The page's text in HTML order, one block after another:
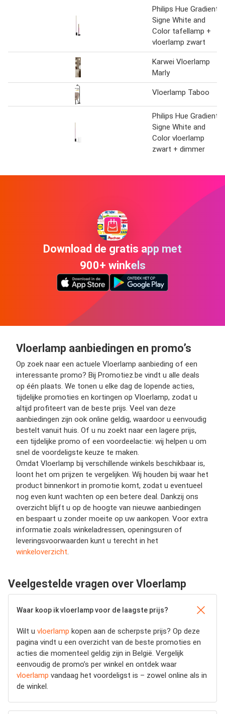
Philips Hue Gradient
Signe White and
Color tafellamp +
vloerlamp zwart
Karwei Vloerlamp
Marly
Vloerlamp Taboo
Philips Hue Gradient
Signe White and
Color vloerlamp
zwart + dimmer
Download de gratis app met
900+ winkels
Vloerlamp aanbiedingen en promo’s
Op zoek naar een actuele Vloerlamp aanbieding of een
interessante promo? Bij Promotiez.be vindt u alle deals
op één plaats. We tonen u elke dag de lopende acties,
tijdelijke promoties en kortingen op Vloerlamp, zodat u
altijd profiteert van de beste prijs. Veel van deze
aanbiedingen zijn ook online geldig, waardoor u eenvoudig
bestelt vanuit huis. Of u nu zoekt naar een lagere prijs,
een tijdelijke promo of een voordeelactie: wij helpen u om
snel de voordeligste keuze te maken.
Omdat Vloerlamp bij verschillende winkels beschikbaar is,
loont het om prijzen te vergelijken. Wij houden bij waar het
product binnenkort in promotie komt, zodat u eventueel
nog even kunt wachten op een betere deal. Dankzij ons
overzicht blijft u op de hoogte van nieuwe aanbiedingen
en bespaart u zonder moeite op uw aankopen. Voor extra
informatie zoals winkeladressen, openingsuren of
leveringsvoorwaarden kunt u terecht in het
winkeloverzicht.
Veelgestelde vragen over Vloerlamp
Waar koop ik vloerlamp voor de laagste prijs?
Wilt u vloerlamp kopen aan de scherpste prijs? Op deze
pagina vindt u een overzicht van de beste promoties en
acties die momenteel geldig zijn in België. Vergelijk
eenvoudig de promo’s per winkel en ontdek waar
vloerlamp vandaag het voordeligst is – zowel online als in
de winkel.